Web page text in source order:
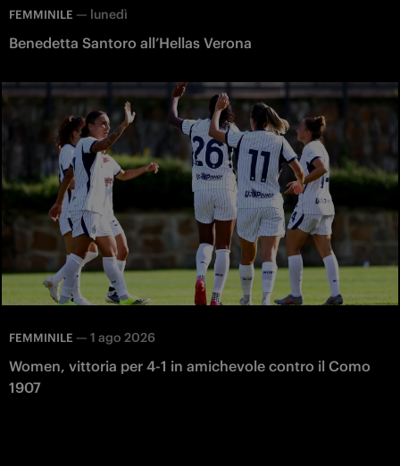
FEMMINILE — lunedì
Benedetta Santoro all’Hellas Verona
FEMMINILE — 1 ago 2026
Women, vittoria per 4-1 in amichevole contro il Como
1907